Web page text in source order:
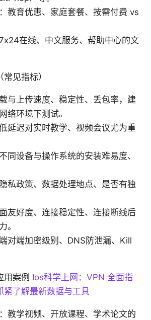
教育优惠、家庭套餐、按需付费 vs
在线、中文服务、帮助中心的文
见指标）
与上传速度、稳定性、丢包率，建
络环境下测试。
延迟对实时教学、视频会议尤为重
同设备与操作系统的安装难易度、
私政策、数据处理地点、是否有独
友好度、连接稳定性、连接断线后
。
对端加密级别、DNS防泄漏、Kill
用案例 Ios科学上网：VPN 全面指
紧了解最新数据与工具
教学视频、开放课程、学术论文的